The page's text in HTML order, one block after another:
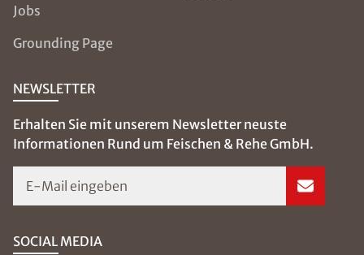
Jobs
Grounding Page
NEWSLETTER
Erhalten Sie mit unserem Newsletter neuste
Informationen Rund um Feischen & Rehe GmbH.
E-Mail eingeben
SOCIAL MEDIA